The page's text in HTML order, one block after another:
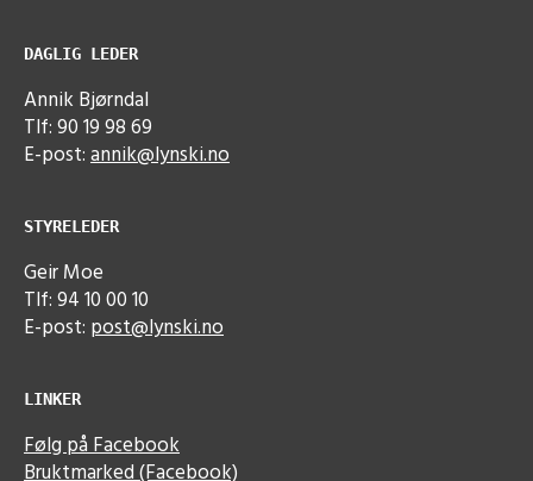
DAGLIG LEDER
Annik Bjørndal
Tlf: 90 19 98 69
E-post:annik@lynski.no
STYRELEDER
Geir Moe
Tlf: 94 10 00 10
E-post: post@lynski.no
LINKER
Følg på Facebook
Bruktmarked (Facebook)